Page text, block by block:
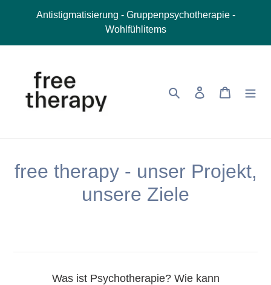
Antistigmatisierung - Gruppenpsychotherapie -
Wohlfühlitems
Suchen Einloggen
free therapy - unser Projekt,
unsere Ziele
Was ist Psychotherapie? Wie kann